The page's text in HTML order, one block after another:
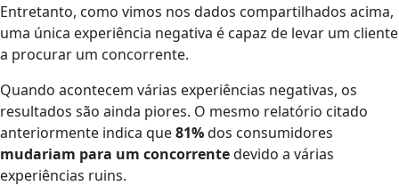
Entretanto, como vimos nos dados compartilhados acima,
uma única experiência negativa é capaz de levar um cliente
a procurar um concorrente.
Quando acontecem várias experiências negativas, os
resultados são ainda piores. O mesmo relatório citado
anteriormente indica que81%dos consumidores
mudariam para um concorrentedevido a várias
experiências ruins.